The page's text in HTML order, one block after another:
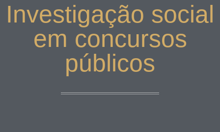
Investigação social
em concursos
públicos